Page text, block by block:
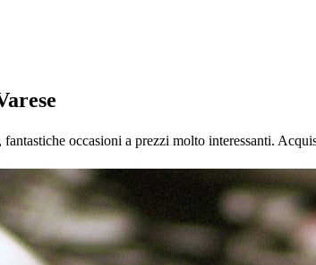
occasioni a prezzi molto interessanti.